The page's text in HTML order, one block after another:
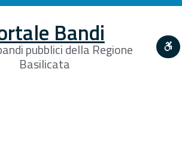
Bandi
pubblici della Regione
Basilicata